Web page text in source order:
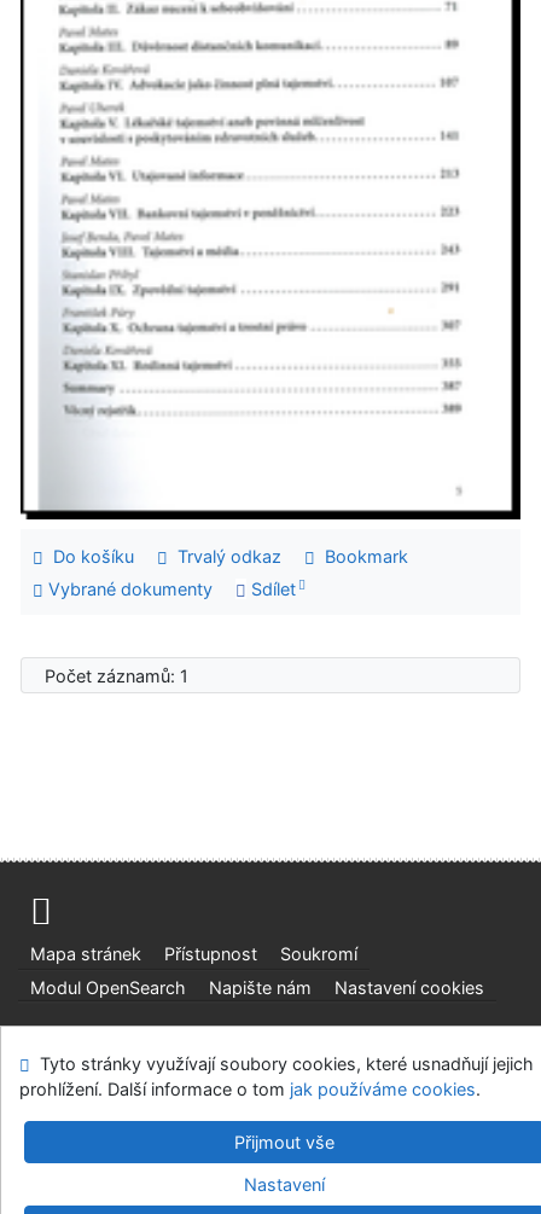
Do košíku Trvalý odkaz
Bookmark
Vybrané dokumenty
Sdílet
Počet záznamů: 1
Mapa stránek Přístupnost
Soukromí
Modul OpenSearch
Napište nám Nastavení cookies
660 83 Brno
-Cosmotron Bohemia, s.r.o.
Tyto stránky využívají soubory cookies, které usnadňují jejich
prohlížení. Další informace o tom jak používáme cookies.
Přijmout vše
Nastavení